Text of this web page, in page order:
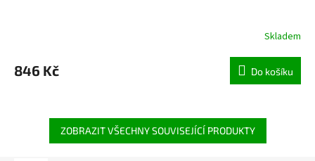
Skladem
846 Kč Do košíku
ZOBRAZIT VŠECHNY SOUVISEJÍCÍ PRODUKTY